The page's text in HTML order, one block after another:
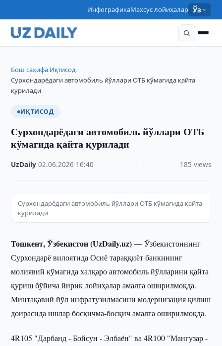
ИнфографикаМахсус лойиҳалар Ўз
Бош саҳифа›Иқтисод›
Сурхондарёдаги автомобиль йўллари ОТБ кўмагида қайта
қурилади
ИҚТИСОД
Сурхондарёдаги автомобиль йўллари ОТБ
кўмагида қайта қурилади
UzDaily ·02.06.2026 16:40 185 views
Сурхондарёдаги автомобиль йўллари ОТБ кўмагида қайта
қурилади
Тошкент, Ўзбекистон (UzDaily.uz) —Ўзбекистоннинг
Сурхондарё вилоятида Осиё тараққиёт банкининг
молиявий кўмагида халқаро автомобиль йўлларини қайта
қуриш бўйича йирик лойиҳалар амалга оширилмоқда.
Минтақавий йўл инфратузилмасини модернизация қилиш
доирасида ишлар босқичма-босқич амалга оширилмоқда.
4R105 "Дарбанд - Бойсун - Элбаён" ва 4R100 "Мангузар -